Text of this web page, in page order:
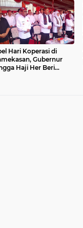
Hari Koperasi di
Gubernur
Haji Her Beri